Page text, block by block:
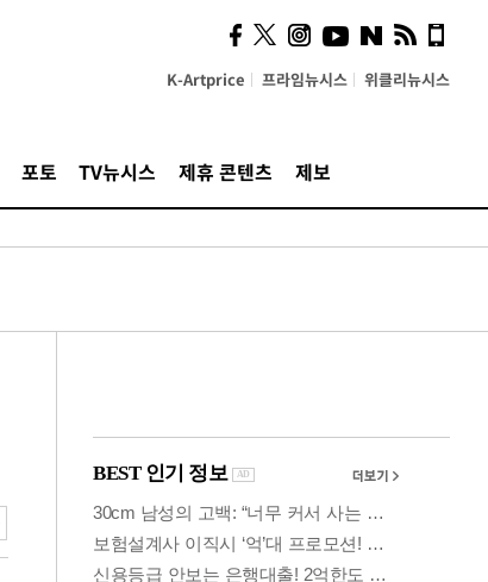
K-Artprice 프라임뉴시스 위클리뉴시스
포토 TV뉴시스 제휴 콘텐츠 제보
사이 해답 찾았죠"…알을
깨고 나온 '초자아'